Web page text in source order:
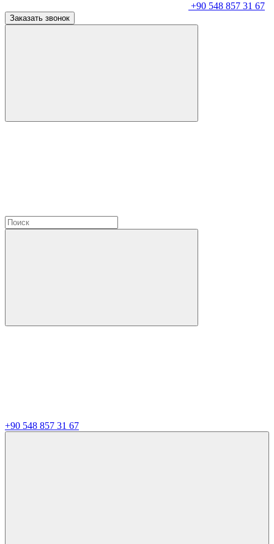
+90 548 857 31 67
Заказать звонок
+90 548 857 31 67